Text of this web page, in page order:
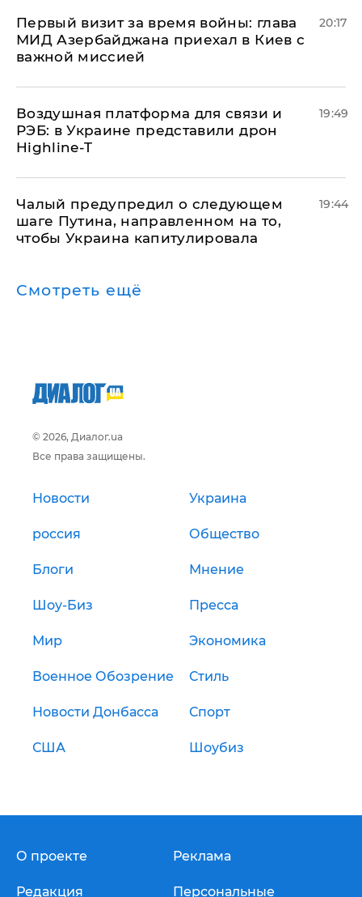
Первый визит за время войны: глава
МИД Азербайджана приехал в Киев с
важной миссией
20:17
Воздушная платформа для связи и
РЭБ: в Украине представили дрон
Highline-T
19:49
Чалый предупредил о следующем
шаге Путина, направленном на то,
чтобы Украина капитулировала
19:44
Смотреть ещё
© 2026, Диалог.ua
Все права защищены.
Новости Украина
россия Общество
Блоги Мнение
Шоу-Биз Пресса
Мир Экономика
Военное Обозрение Стиль
Новости Донбасса Спорт
США Шоубиз
О проекте
Редакция
Реклама
Персональные